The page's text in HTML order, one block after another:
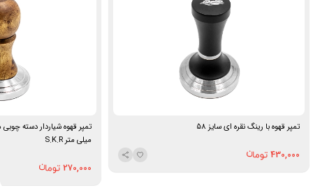
تمپر قهوه با رینگ نقره ای سایز 58
430,000
میلی متر S.K.R
270,000